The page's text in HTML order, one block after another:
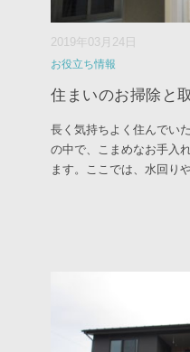
2019年03月24日
お役立ち情報
住まいのお掃除と
長く気持ちよく住んでい
の中で、こまめなお手入
ます。ここでは、水回り